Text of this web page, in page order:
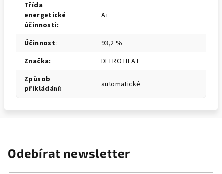
Třída
energetické
účinnosti:
A+
Účinnost:
93,2 %
Značka:
DEFRO HEAT
Způsob
přikládání: automatické
Odebírat newsletter